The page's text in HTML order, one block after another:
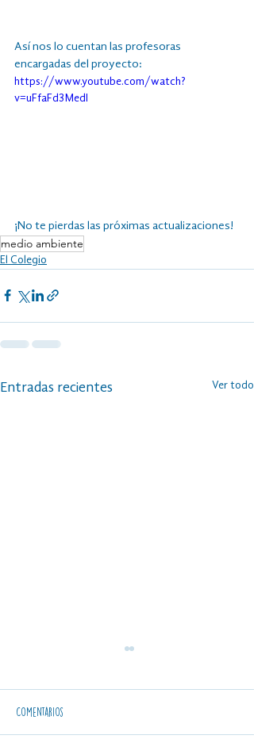
Así nos lo cuentan las profesoras
encargadas del proyecto:
https://www.youtube.com/watch?
v=uFfaFd3MedI
¡No te pierdas las próximas actualizaciones!
medio ambiente
El Colegio
Entradas recientes Ver todo
Comentarios